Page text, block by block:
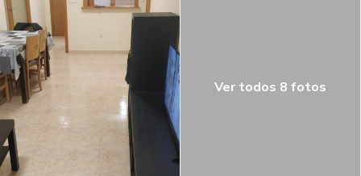
Ver todos 8 fotos